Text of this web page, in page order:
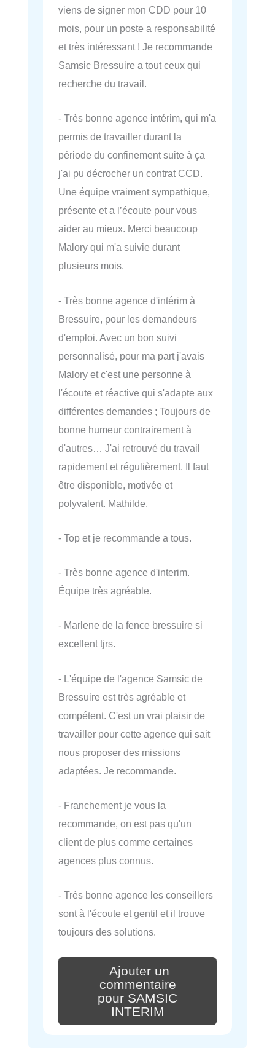
viens de signer mon CDD pour 10
mois, pour un poste a responsabilité
et très intéressant ! Je recommande
Samsic Bressuire a tout ceux qui
recherche du travail.
- Très bonne agence intérim, qui m'a
permis de travailler durant la
période du confinement suite à ça
j'ai pu décrocher un contrat CCD.
Une équipe vraiment sympathique,
présente et a l’écoute pour vous
aider au mieux. Merci beaucoup
Malory qui m'a suivie durant
plusieurs mois.
- Très bonne agence d'intérim à
Bressuire, pour les demandeurs
d'emploi. Avec un bon suivi
personnalisé, pour ma part j'avais
Malory et c'est une personne à
l'écoute et réactive qui s'adapte aux
différentes demandes ; Toujours de
bonne humeur contrairement à
d'autres… J'ai retrouvé du travail
rapidement et régulièrement. Il faut
être disponible, motivée et
polyvalent. Mathilde.
- Top et je recommande a tous.
- Très bonne agence d'interim.
Équipe très agréable.
- Marlene de la fence bressuire si
excellent tjrs.
- L'équipe de l'agence Samsic de
Bressuire est très agréable et
compétent. C'est un vrai plaisir de
travailler pour cette agence qui sait
nous proposer des missions
adaptées. Je recommande.
- Franchement je vous la
recommande, on est pas qu'un
client de plus comme certaines
agences plus connus.
- Très bonne agence les conseillers
sont à l'écoute et gentil et il trouve
toujours des solutions.
Ajouter un
commentaire
pour SAMSIC
INTERIM